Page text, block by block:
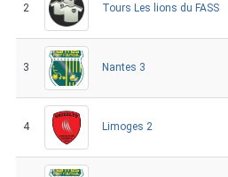
2 Tours Les lions du FASS
3 Nantes 3
4 Limoges 2